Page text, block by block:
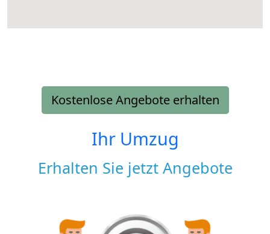
Kostenlose Angebote erhalten
Ihr Umzug
Erhalten Sie jetzt Angebote